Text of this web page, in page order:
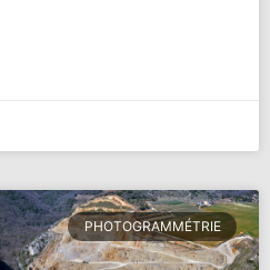
PHOTOGRAMMÉTRIE